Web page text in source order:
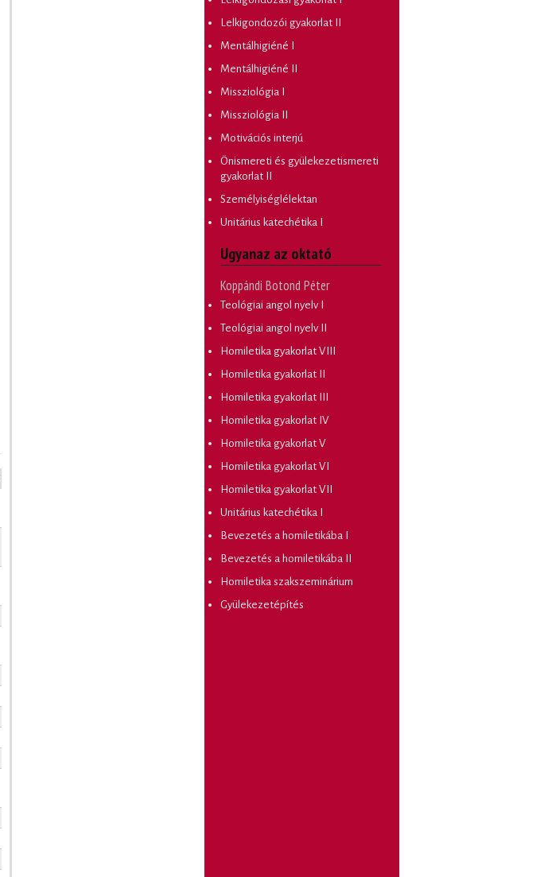
Lelkigondozói gyakorlat II
Mentálhigiéné I
Mentálhigiéné II
Missziológia I
Missziológia II
Motivációs interjú
Önismereti és gyülekezetismereti
gyakorlat II
Személyiséglélektan
Unitárius katechétika I
Ugyanaz az oktató
Koppándi Botond Péter
Teológiai angol nyelv I
Teológiai angol nyelv II
Homiletika gyakorlat VIII
Homiletika gyakorlat II
Homiletika gyakorlat III
Homiletika gyakorlat IV
Homiletika gyakorlat V
Homiletika gyakorlat VI
Homiletika gyakorlat VII
Unitárius katechétika I
Bevezetés a homiletikába I
Bevezetés a homiletikába II
Homiletika szakszeminárium
Gyülekezetépítés